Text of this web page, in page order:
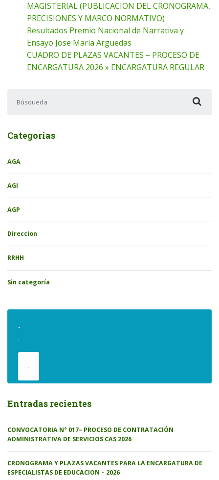
MAGISTERIAL (PUBLICACION DEL CRONOGRAMA,
PRECISIONES Y MARCO NORMATIVO)
Resultados Premio Nacional de Narrativa y
Ensayo Jose Maria Arguedas
CUADRO DE PLAZAS VACANTES – PROCESO DE
ENCARGATURA 2026 » ENCARGATURA REGULAR
Categorías
AGA
AGI
AGP
Direccion
RRHH
Sin categoría
.
.
.
Entradas recientes
CONVOCATORIA N° 017– PROCESO DE CONTRATACIÓN
ADMINISTRATIVA DE SERVICIOS CAS 2026
CRONOGRAMA Y PLAZAS VACANTES PARA LA ENCARGATURA DE
ESPECIALISTAS DE EDUCACION – 2026